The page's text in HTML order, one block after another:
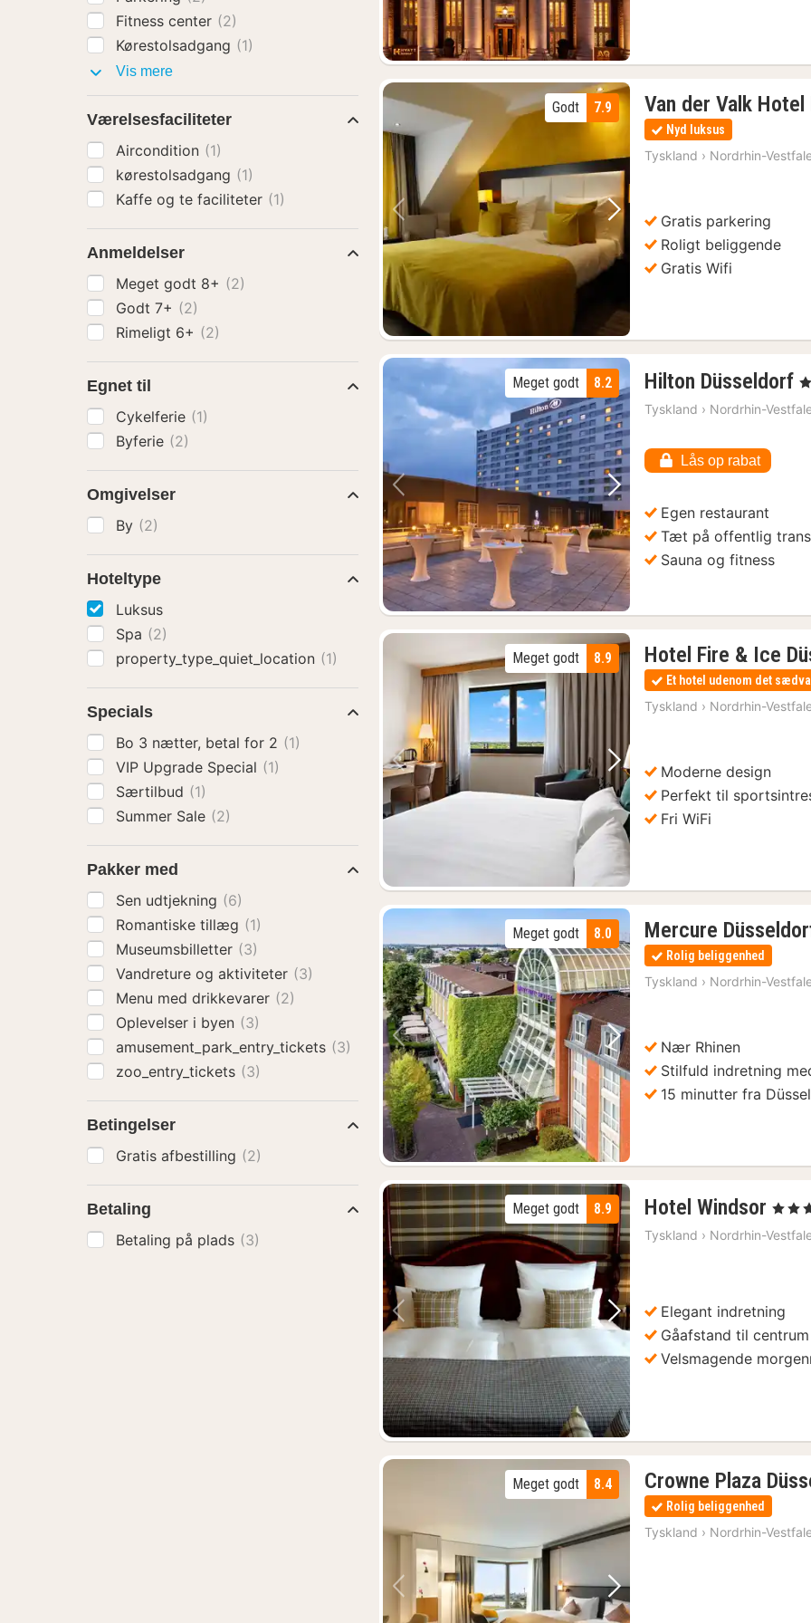
Forrige billede Næste billede
7.9
Godt Van der Valk
Nyd luksus
Tyskland › Nordrhin-
Gratis parkering
Roligt beliggende
Gratis Wifi
Forrige billede Næste billede
8.2
Meget godt Hilton Düsseldorf 1
,
Tyskland › Nordrhin-
Lås op rabat
Egen restaurant
Tæt på offentlig
Sauna og fitness
Forrige billede Næste billede
8.9
Meget godt Hotel Fire & Ice
Et hotel udenom det
Tyskland › Nordrhin-
Moderne design
Perfekt til
Fri WiFi
Forrige billede Næste billede
8.0
Meget godt Mercure
Rolig beliggenhed
Tyskland › Nordrhin-
Nær Rhinen
Stilfuld indretning
15 minutter fra
Forrige billede Næste billede
8.9
Meget godt Hotel Windsor 1
nat
fra
, 4
Tyskland › Nordrhin-
Elegant indretning
Gåafstand til centrum
Velsmagende
Forrige billede Næste billede
8.4
Meget godt Crowne Plaza
Rolig beliggenhed
Tyskland › Nordrhin-
Fitness center (2)
Kørestolsadgang (1)
Vis mereFaciliteter
Værelsesfaciliteter
Aircondition (1)
kørestolsadgang (1)
Kaffe og te faciliteter (1)
Anmeldelser
Meget godt 8+ (2)
Godt 7+ (2)
Rimeligt 6+ (2)
Egnet til
Cykelferie (1)
Byferie (2)
Omgivelser
By (2)
Hoteltype
Luksus
Spa (2)
property_type_quiet_location (1)
Specials
Bo 3 nætter, betal for 2 (1)
VIP Upgrade Special (1)
Særtilbud (1)
Summer Sale (2)
Pakker med
Sen udtjekning (6)
Romantiske tillæg (1)
Museumsbilletter (3)
Vandreture og aktiviteter (3)
Menu med drikkevarer (2)
Oplevelser i byen (3)
amusement_park_entry_tickets (3)
zoo_entry_tickets (3)
Betingelser
Gratis afbestilling (2)
Betaling
Betaling på plads (3)